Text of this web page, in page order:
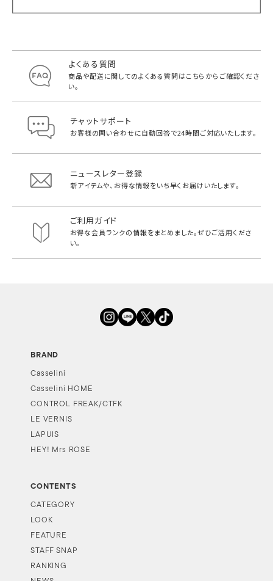
よくある質問
商品や配送に関してのよくある質問はこちらからご確認くださ
い。
チャットサポート
お客様の問い合わせに自動回答で24時間ご対応いたします。
ニュースレター登録
新アイテムや、お得な情報をいち早く お届けいたします。
ご利用ガイド
お得な会員ランクの情報をまとめました。ぜひご活用くださ
い。
BRAND
Casselini
Casselini HOME
CONTROL FREAK/CTFK
LE VERNIS
LAPUIS
HEY! Mrs ROSE
CONTENTS
CATEGORY
LOOK
FEATURE
STAFF SNAP
RANKING